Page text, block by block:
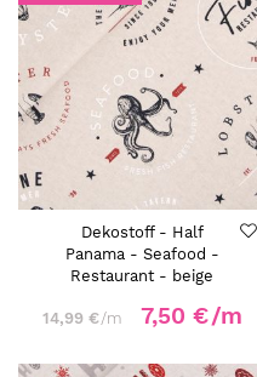
Dekostoff - Half
Panama - Seafood -
Restaurant - beige
14,99 €/m 7,50 €/m